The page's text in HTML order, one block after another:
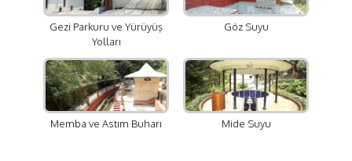
Gezi Parkuru ve Yürüyüş
Yolları
Göz Suyu
Memba ve Astım Buharı Mide Suyu